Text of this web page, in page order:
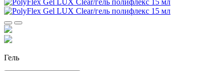
Гель